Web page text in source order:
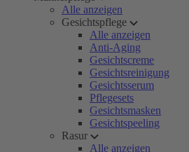
Alle anzeigen
Gesichtspflege
Alle anzeigen
Anti-Aging
Gesichtscreme
Gesichtsreinigung
Gesichtsserum
Pflegesets
Gesichtsmasken
Gesichtspeeling
Rasur
Alle anzeigen